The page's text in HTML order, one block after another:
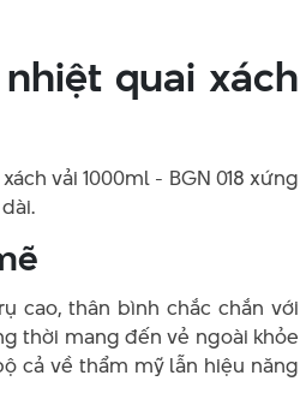
quai xách
vải 1000ml - BGN 018 xứng
cao, thân bình chắc chắn với
thời mang đến vẻ ngoài khỏe
cả về thẩm mỹ lẫn hiệu năng